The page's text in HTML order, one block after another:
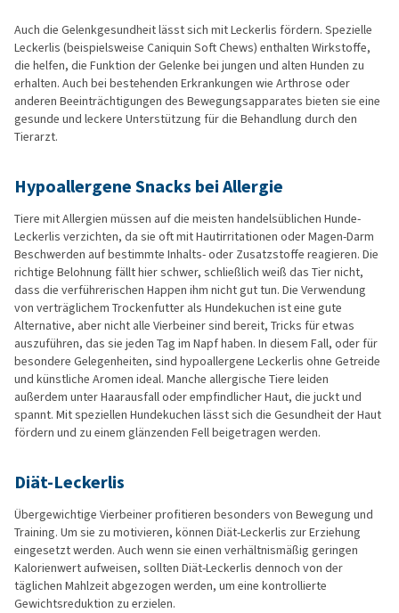
Auch die Gelenkgesundheit lässt sich mit Leckerlis fördern. Spezielle
Leckerlis (beispielsweise Caniquin Soft Chews) enthalten Wirkstoffe,
die helfen, die Funktion der Gelenke bei jungen und alten Hunden zu
erhalten. Auch bei bestehenden Erkrankungen wie Arthrose oder
anderen Beeinträchtigungen des Bewegungsapparates bieten sie eine
gesunde und leckere Unterstützung für die Behandlung durch den
Tierarzt.
Hypoallergene Snacks bei Allergie
Tiere mit Allergien müssen auf die meisten handelsüblichen Hunde-
Leckerlis verzichten, da sie oft mit Hautirritationen oder Magen-Darm
Beschwerden auf bestimmte Inhalts- oder Zusatzstoffe reagieren. Die
richtige Belohnung fällt hier schwer, schließlich weiß das Tier nicht,
dass die verführerischen Happen ihm nicht gut tun. Die Verwendung
von verträglichem Trockenfutter als Hundekuchen ist eine gute
Alternative, aber nicht alle Vierbeiner sind bereit, Tricks für etwas
auszuführen, das sie jeden Tag im Napf haben. In diesem Fall, oder für
besondere Gelegenheiten, sind hypoallergene Leckerlis ohne Getreide
und künstliche Aromen ideal. Manche allergische Tiere leiden
außerdem unter Haarausfall oder empfindlicher Haut, die juckt und
spannt. Mit speziellen Hundekuchen lässt sich die Gesundheit der Haut
fördern und zu einem glänzenden Fell beigetragen werden.
Diät-Leckerlis
Übergewichtige Vierbeiner profitieren besonders von Bewegung und
Training. Um sie zu motivieren, können Diät-Leckerlis zur Erziehung
eingesetzt werden. Auch wenn sie einen verhältnismäßig geringen
Kalorienwert aufweisen, sollten Diät-Leckerlis dennoch von der
täglichen Mahlzeit abgezogen werden, um eine kontrollierte
Gewichtsreduktion zu erzielen.